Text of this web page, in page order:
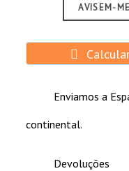
AVISEM-
Enviamos a
continental.
Devoluções